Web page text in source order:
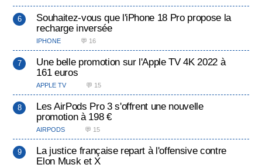
Souhaitez-vous que l'iPhone 18 Pro propose la
recharge inversée
IPHONE 💬 16
Une belle promotion sur l'Apple TV 4K 2022 à
161 euros
APPLE TV 💬 15
Les AirPods Pro 3 s'offrent une nouvelle
promotion à 198 €
AIRPODS 💬 15
La justice française repart à l'offensive contre
Elon Musk et X